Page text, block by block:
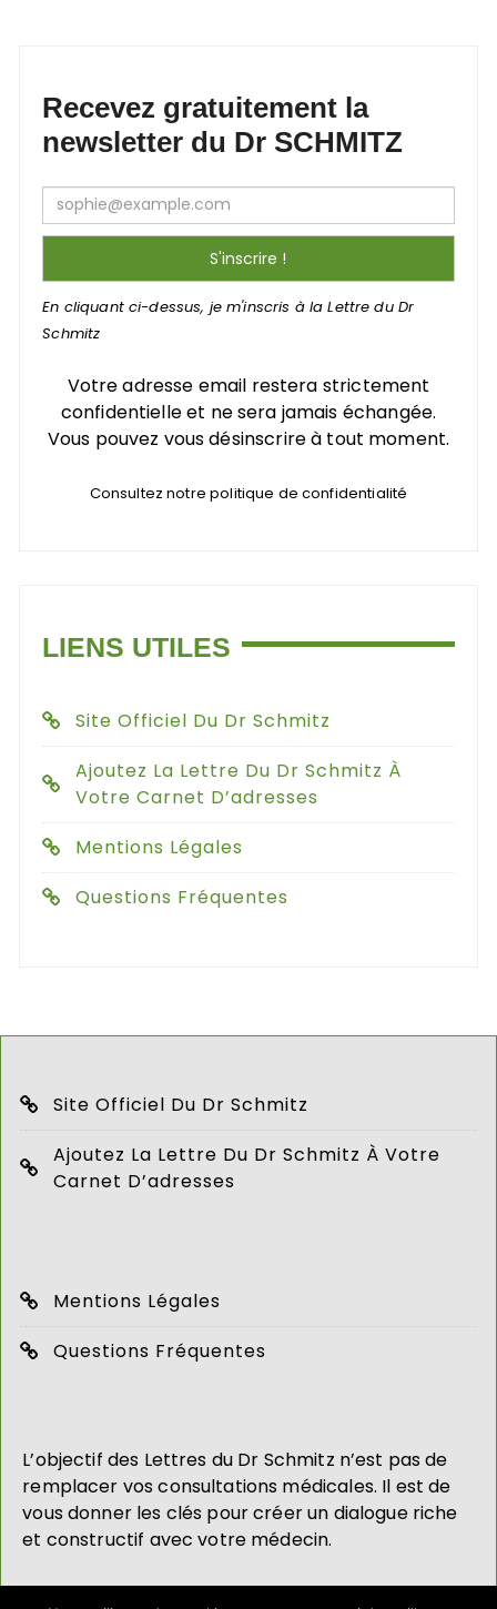
Recevez gratuitement la
newsletter du Dr SCHMITZ
En cliquant ci-dessus, je m'inscris à la Lettre du Dr
Schmitz
Votre adresse email restera strictement
confidentielle et ne sera jamais échangée.
Vous pouvez vous désinscrire à tout moment.
Consultez notre politique de confidentialité
LIENS UTILES
Site Officiel Du Dr Schmitz
Ajoutez La Lettre Du Dr Schmitz À
Votre Carnet D’adresses
Mentions Légales
Questions Fréquentes
Site Officiel Du Dr Schmitz
Ajoutez La Lettre Du Dr Schmitz À Votre
Carnet D’adresses
Mentions Légales
Questions Fréquentes
L’objectif des Lettres du Dr Schmitz n’est pas de
remplacer vos consultations médicales. Il est de
vous donner les clés pour créer un dialogue riche
et constructif avec votre médecin.